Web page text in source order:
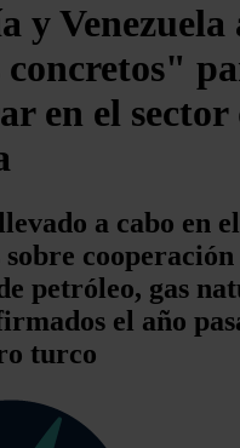
y Venezuela
concretos"
en el sector
a cabo en
sobre cooperación
petróleo, gas
el año
turco